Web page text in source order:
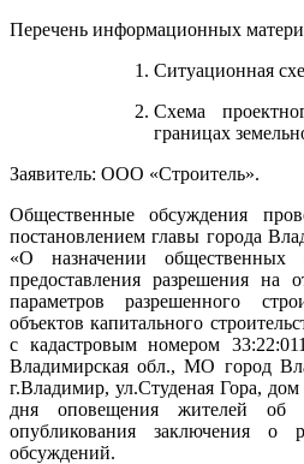
Перечень информационных
Ситуационная
Схема
границах
Заявитель: ООО «Строитель».
Общественные обсуждения
постановлением главы города
«О назначении
предоставления разрешения на
параметров разрешенного
объектов капитального
с кадастровым номером
Владимирская обл., МО город
г.Владимир, ул.Студеная Гора,
дня оповещения жителей
опубликования заключения о
обсуждений.